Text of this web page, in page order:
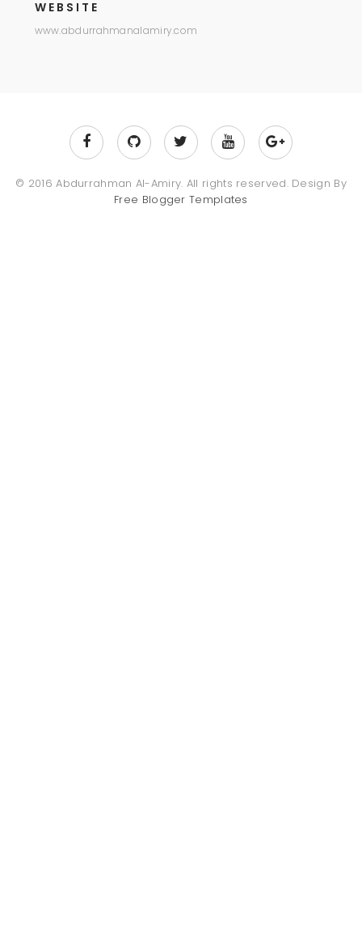
WEBSITE
www.abdurrahmanalamiry.com
© 2016 Abdurrahman Al-Amiry. All rights reserved. Design By
Free Blogger Templates